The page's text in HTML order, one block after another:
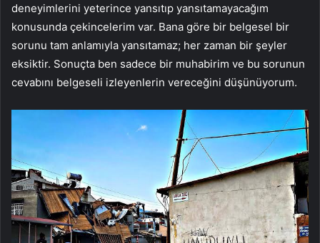
deneyimlerini yeterince yansıtıp yansıtamayacağım
konusunda çekincelerim var. Bana göre bir belgesel bir
sorunu tam anlamıyla yansıtamaz; her zaman bir şeyler
eksiktir. Sonuçta ben sadece bir muhabirim ve bu sorunun
cevabını belgeseli izleyenlerin vereceğini düşünüyorum.